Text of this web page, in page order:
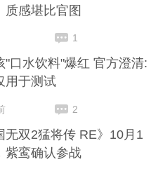
质感堪比官图
1
"口水饮料"爆红 官方澄清:
用于测试
2
无双2猛将传 RE》10月1
紫鸾确认参战